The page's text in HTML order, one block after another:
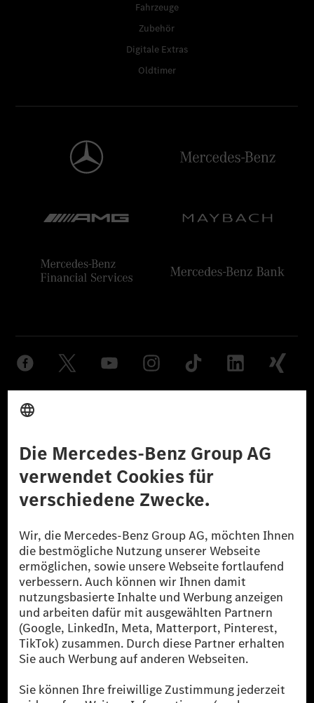
Fahrzeuge
Zubehör
Digitale Extras
Oldtimer
© 2026 Mercedes-Benz Group AG. Alle Rechte vorbehalten.
reduzierte CO₂-Emissionen bei der Mercedes-Benz Group durch
zertifizierte Ausgleichsprojekte kompensiert werden.
[2] Renewable Charging ist ein integraler Bestandteil von MB.CHARGE
Public in Europa, den USA, Kanada und China. Sofern an der jeweiligen
Ladestation noch kein Strom aus erneuerbaren Energien vorliegt,
verwendet Renewable Charging Grünstromzertifikate*. Diese stellen
sicher, dass für Ladevorgänge über MB.CHARGE Public eine äquivalente
Strommenge aus erneuerbaren Energien ins Stromnetz eingespeist wird.
Sie stammen ausschließlich aus Wind- und Solarkraftanlagen, die jünger
als sechs Jahre sind.
* Inkl. EKOenergy Ökolabel
* Die angegebenen Werte wurden nach dem vorgeschriebenen
Messverfahren WLTP (Worldwide harmonised Light vehicles Test